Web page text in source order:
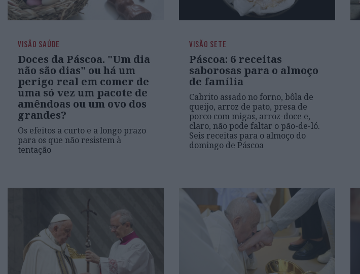
VISÃO SAÚDE
Doces da Páscoa. "Um dia
não são dias" ou há um
perigo real em comer de
uma só vez um pacote de
amêndoas ou um ovo dos
grandes?
Os efeitos a curto e a longo prazo
para os que não resistem à
tentação
VISÃO SETE
Páscoa: 6 receitas
saborosas para o almoço
de família
Cabrito assado no forno, bôla de
queijo, arroz de pato, presa de
porco com migas, arroz-doce e,
claro, não pode faltar o pão-de-ló.
Seis receitas para o almoço do
domingo de Páscoa